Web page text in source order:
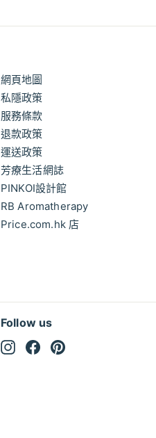
網頁地圖
私隱政策
服務條款
退款政策
運送政策
芳療生活網誌
PINKOI設計館
RB Aromatherapy
Price.com.hk 店
Follow us
InstagramFacebook